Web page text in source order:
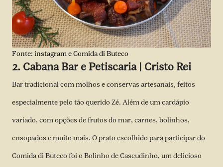
Fonte: instagram e Comida di Buteco
2. Cabana Bar e Petiscaria | Cristo Rei
Bar tradicional com molhos e conservas artesanais, feitos
especialmente pelo tão querido Zé. Além de um cardápio
variado, com opções de frutos do mar, carnes, bolinhos,
ensopados e muito mais. O prato escolhido para participar do
Comida di Buteco foi o Bolinho de Cascudinho, um delicioso